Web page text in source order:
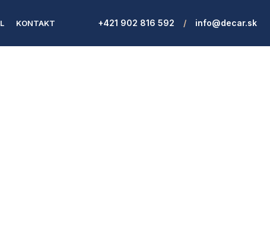
KONTAKT +421 902 816 592 / info@decar.sk